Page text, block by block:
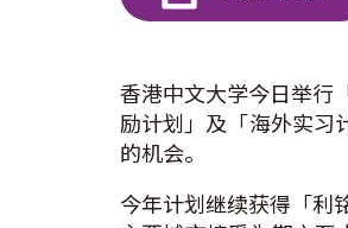
香港中文大学今日举行
励计划」及「海外实习
的机会。
今年计划继续获得「利